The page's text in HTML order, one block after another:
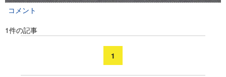
コメント
1件の記事
1